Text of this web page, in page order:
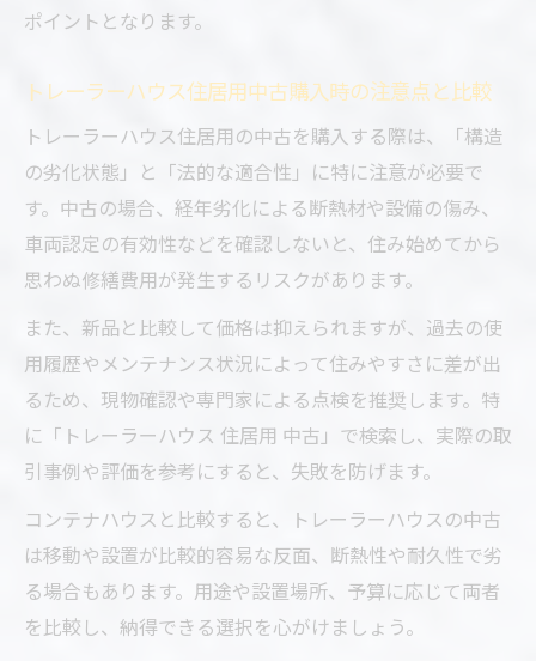
ポイントとなります。
トレーラーハウス住居用中古購入時の注意点と比較
トレーラーハウス住居用の中古を購入する際は、「構造
の劣化状態」と「法的な適合性」に特に注意が必要で
す。中古の場合、経年劣化による断熱材や設備の傷み、
車両認定の有効性などを確認しないと、住み始めてから
思わぬ修繕費用が発生するリスクがあります。
また、新品と比較して価格は抑えられますが、過去の使
用履歴やメンテナンス状況によって住みやすさに差が出
るため、現物確認や専門家による点検を推奨します。特
に「トレーラーハウス 住居用 中古」で検索し、実際の取
引事例や評価を参考にすると、失敗を防げます。
コンテナハウスと比較すると、トレーラーハウスの中古
は移動や設置が比較的容易な反面、断熱性や耐久性で劣
る場合もあります。用途や設置場所、予算に応じて両者
を比較し、納得できる選択を心がけましょう。